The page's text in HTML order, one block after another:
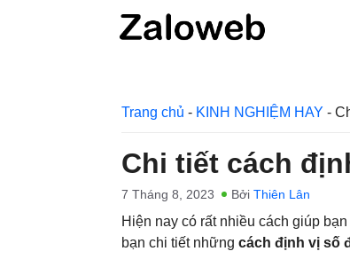
Trang chủ - KINH NGHIỆM HAY -
Chi tiết cách
7 Tháng 8, 2023 Bởi Thiên Lân
Hiện nay có rất nhiều cách giúp
bạn chi tiết những cách định vị số